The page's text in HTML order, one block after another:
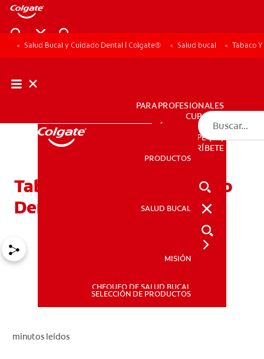
PRODUCTOS
PARA PROFESIONALES
CUPONES
DÓNDE COMPRAR
PE (ES)
SUSCRÍBETE
PRODUCTOS
SALUD BUCAL
MISIÓN
CHEQUEO DE SALUD BUCAL
SELECCIÓN DE PRODUCTOS
Salud Bucal y Cuidado Dental | Colgate® Salud bucal Tabaco
Tabaco Y Blanqueamiento
Dental
minutos leídos